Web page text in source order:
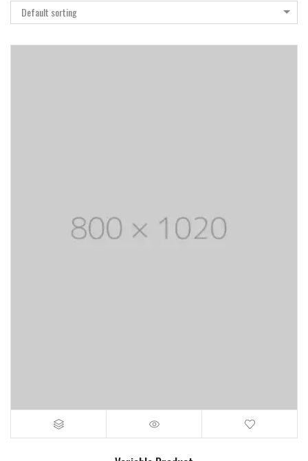
Default sorting